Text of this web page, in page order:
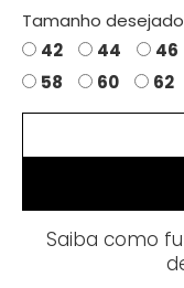
Tamanho
42
44 46
58
60 62
Saiba como